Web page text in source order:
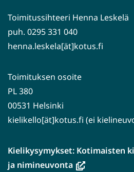
Toimitussihteeri Henna Leskelä
puh. 0295 331 040
henna.leskela[ät]kotus.fi
Toimituksen osoite
PL 380
00531 Helsinki
kielikello[ät]kotus.fi (ei
Kielikysymykset: Kotimaisten
ja nimineuvonta(avautuu